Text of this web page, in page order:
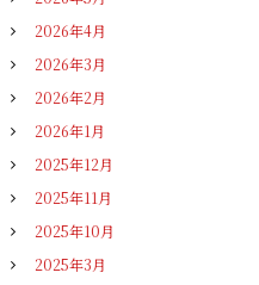
2026年4月
2026年3月
2026年2月
2026年1月
2025年12月
2025年11月
2025年10月
2025年3月